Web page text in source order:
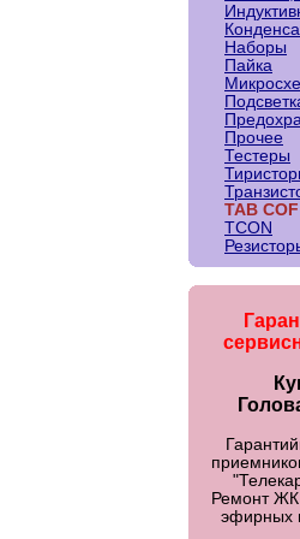
Наборы
Пайка
Прочее
Тестеры
TAB
TCON
Ремонт ЖК
эфирных